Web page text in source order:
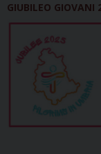
GIUBILEO GIOVANI